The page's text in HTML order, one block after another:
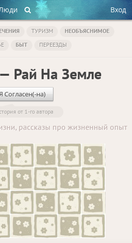
Вход
ТУРИЗМ
НЕОБЪЯСНИМОЕ
БЫТ ПЕРЕЕЗДЫ
Рай На Земле
Согласен(-на)
от 1-го автора
рассказы про жизненный опыт